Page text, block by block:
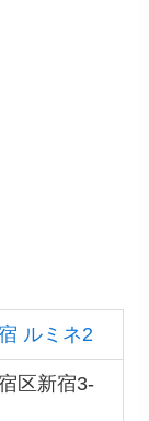
ルミネ2
区新宿3-